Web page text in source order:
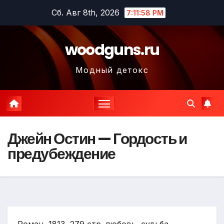
содержимому
Сб. Авг 8th, 2026 7:12:00 PM
woodguns.ru
Модный детокс
Джейн Остин — Гордость и
предубеждение